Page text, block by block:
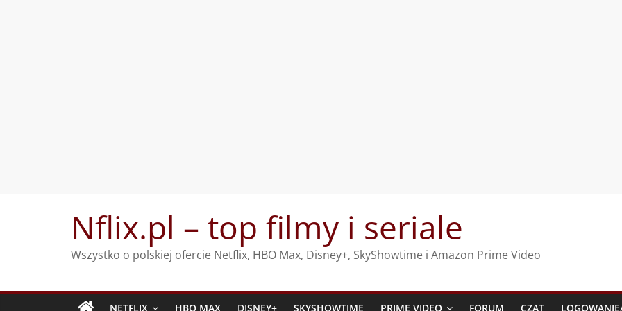
Nflix.pl – top filmy i seriale
Wszystko o polskiej ofercie Netflix, HBO Max, Disney+, SkyShowtime i Amazon Prime Video
NETFLIX HBO MAX DISNEY+ SKYSHOWTIME PRIME VIDEO FORUM CZAT